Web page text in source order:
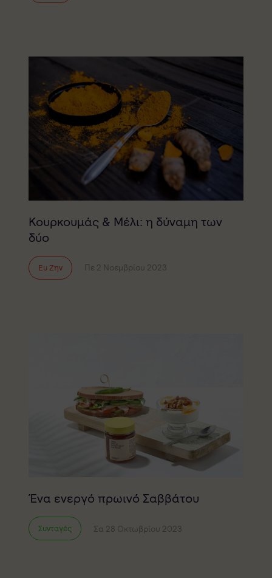
Κουρκουμάς & Μέλι: η δύναμη των
δύο
Ευ Ζην Πε 2 Νοεμβρίου 2023
Ένα ενεργό πρωινό Σαββάτου
Συνταγές Σα 28 Οκτωβρίου 2023